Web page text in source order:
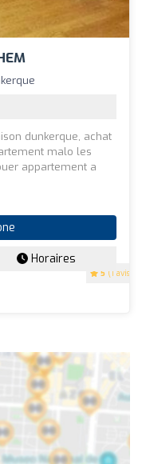
5 (1 avis)
dunkerque, achat
malo les
appartement a
Horaires